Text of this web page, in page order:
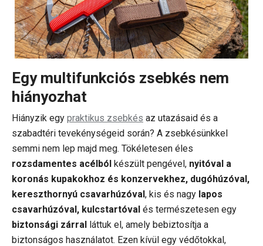
Egy multifunkciós zsebkés nem
hiányozhat
Hiányzik egy praktikus zsebkés az utazásaid és a
szabadtéri tevekénységeid során? A zsebkésünkkel
semmi nem lep majd meg. Tökéletesen éles
rozsdamentes acélból készült pengével, nyitóval a
koronás kupakokhoz és konzervekhez, dugóhúzóval,
kereszthornyú csavarhúzóval, kis és nagy lapos
csavarhúzóval, kulcstartóval és természetesen egy
biztonsági zárral láttuk el, amely bebiztosítja a
biztonságos használatot. Ezen kívül egy védőtokkal,